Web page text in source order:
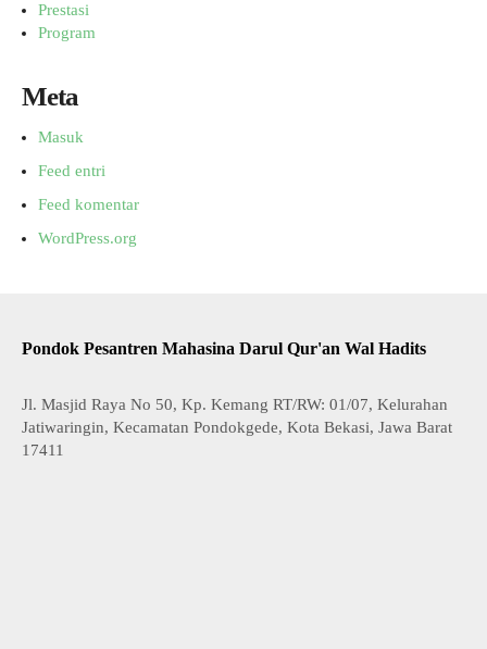
Prestasi
Program
Meta
Masuk
Feed entri
Feed komentar
WordPress.org
Pondok Pesantren Mahasina Darul Qur'an Wal Hadits
Jl. Masjid Raya No 50, Kp. Kemang RT/RW: 01/07, Kelurahan
Jatiwaringin, Kecamatan Pondokgede, Kota Bekasi, Jawa Barat
17411